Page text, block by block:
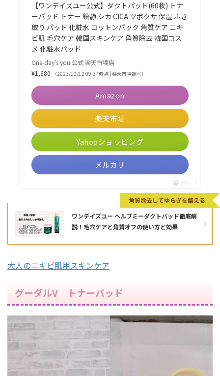
【ワンデイズユー公式】ダクトパッド(60枚) トナ
ーパッド トナー 鎮静 シカ CICA ツボクサ 保湿 ふき
取り パッド 化粧水 コットンパック 角質ケア ニキ
ビ肌 毛穴ケア 韓国スキンケア 角質除去 韓国コス
メ 化粧水パッド
One-day’s you 公式 楽天市場店
¥1,680
（2023/10/12 09:37時点 | 楽天市場調べ）
Amazon
楽天市場
Yahooショッピング
メルカリ
ポチップ
ワンデイズユー ヘルプミーダクトパッド徹底解
説！毛穴ケアと角質オフの使い方と効果
角質除去してゆらぎを整える
大人のニキビ肌用スキンケア
グーダルV トナーパッド